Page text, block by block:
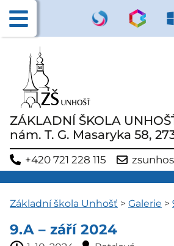
ZÁKLADNÍ ŠKOLA
nám. T. G. Masaryka 58,
+420 721 228 115
Základní škola Unhošť > Galerie >
9.A – září 2024